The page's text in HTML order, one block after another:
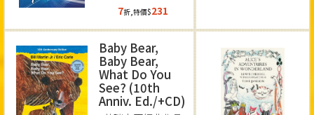
7折,特價$231
Baby Bear,
Baby Bear,
What Do You
See? (10th
Anniv. Ed./+CD)